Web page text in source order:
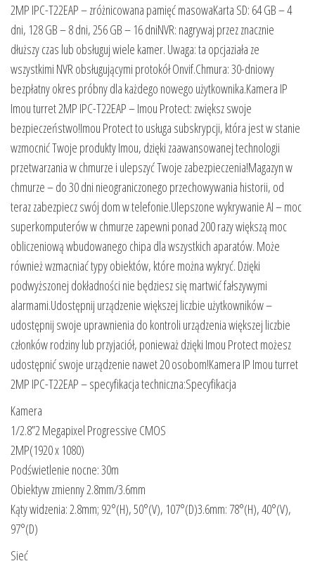
2MP IPC-T22EAP – zróżnicowana pamięć masowaKarta SD: 64 GB – 4
dni, 128 GB – 8 dni, 256 GB – 16 dniNVR: nagrywaj przez znacznie
dłuższy czas lub obsługuj wiele kamer. Uwaga: ta opcjaziała ze
wszystkimi NVR obsługującymi protokół Onvif.Chmura: 30-dniowy
bezpłatny okres próbny dla każdego nowego użytkownika.Kamera IP
Imou turret 2MP IPC-T22EAP – Imou Protect: zwiększ swoje
bezpieczeństwo!Imou Protect to usługa subskrypcji, która jest w stanie
wzmocnić Twoje produkty Imou, dzięki zaawansowanej technologii
przetwarzania w chmurze i ulepszyć Twoje zabezpieczenia!Magazyn w
chmurze – do 30 dni nieograniczonego przechowywania historii, od
teraz zabezpiecz swój dom w telefonie.Ulepszone wykrywanie AI – moc
superkomputerów w chmurze zapewni ponad 200 razy większą moc
obliczeniową wbudowanego chipa dla wszystkich aparatów. Może
również wzmacniać typy obiektów, które można wykryć. Dzięki
podwyższonej dokładności nie będziesz się martwić fałszywymi
alarmami.Udostępnij urządzenie większej liczbie użytkowników –
udostępnij swoje uprawnienia do kontroli urządzenia większej liczbie
członków rodziny lub przyjaciół, ponieważ dzięki Imou Protect możesz
udostępnić swoje urządzenie nawet 20 osobom!Kamera IP Imou turret
2MP IPC-T22EAP – specyfikacja techniczna:Specyfikacja
Kamera
1/2.8”2 Megapixel Progressive CMOS
2MP(1920 x 1080)
Podświetlenie nocne: 30m
Obiektyw zmienny 2.8mm/3.6mm
Kąty widzenia: 2.8mm; 92°(H), 50°(V), 107°(D)3.6mm: 78°(H), 40°(V),
97°(D)
Sieć